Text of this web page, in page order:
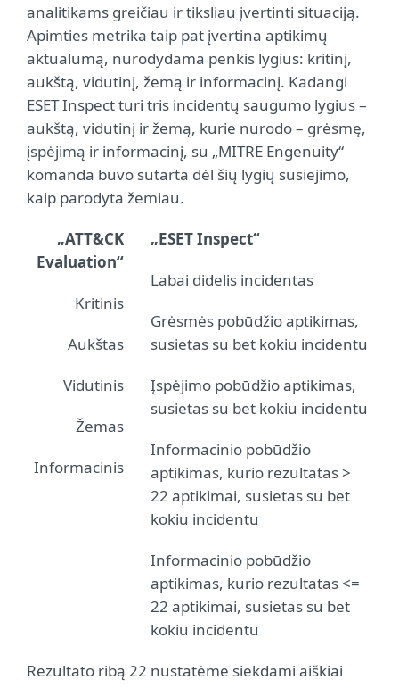
analitikams greičiau ir tiksliau įvertinti situaciją.
Apimties metrika taip pat įvertina aptikimų
aktualumą, nurodydama penkis lygius: kritinį,
aukštą, vidutinį, žemą ir informacinį. Kadangi
ESET Inspect turi tris incidentų saugumo lygius –
aukštą, vidutinį ir žemą, kurie nurodo – grėsmę,
įspėjimą ir informacinį, su „MITRE Engenuity“
komanda buvo sutarta dėl šių lygių susiejimo,
kaip parodyta žemiau.
„ATT&CK
Evaluation“
Kritinis
Aukštas
Vidutinis
Žemas
Informacinis
„ESET Inspect“
Labai didelis incidentas
Grėsmės pobūdžio aptikimas,
susietas su bet kokiu incidentu
Įspėjimo pobūdžio aptikimas,
susietas su bet kokiu incidentu
Informacinio pobūdžio
aptikimas, kurio rezultatas >
22 aptikimai, susietas su bet
kokiu incidentu
Informacinio pobūdžio
aptikimas, kurio rezultatas <=
22 aptikimai, susietas su bet
kokiu incidentu
Rezultato ribą 22 nustatėme siekdami aiškiai